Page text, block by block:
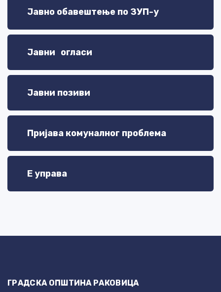
Јавно обавештење по ЗУП-у
Јавни огласи
Јавни позиви
Пријава комуналног проблема
Е управа
ГРАДСКА ОПШТИНА РАКОВИЦА